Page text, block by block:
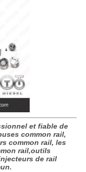
et fiable de
common rail,
common rail, les
rail,outils
de rail